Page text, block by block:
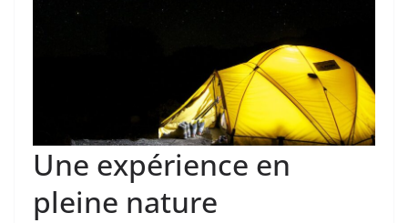
Une expérience en
pleine nature